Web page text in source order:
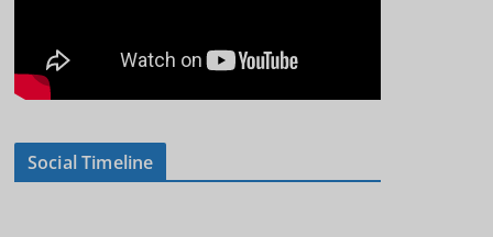
Social Timeline